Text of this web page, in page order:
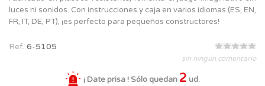
luces ni sonidos. Con instrucciones y caja en varios idiomas (ES, EN,
FR, IT, DE, PT), ¡es perfecto para pequeños constructores!
Ref. 6-5105
sin ningún comentario
¡ Date prisa ! Sólo quedan 2 ud.